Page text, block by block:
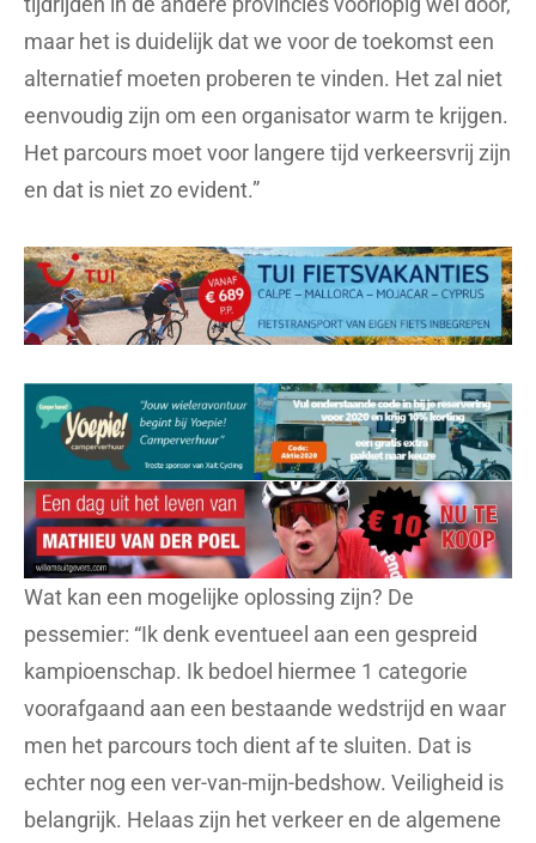
maar het is duidelijk dat we voor de toekomst een
alternatief moeten proberen te vinden. Het zal niet
eenvoudig zijn om een organisator warm te krijgen.
Het parcours moet voor langere tijd verkeersvrij zijn
en dat is niet zo evident.”
Wat kan een mogelijke oplossing zijn? De
pessemier: “Ik denk eventueel aan een gespreid
kampioenschap. Ik bedoel hiermee 1 categorie
voorafgaand aan een bestaande wedstrijd en waar
men het parcours toch dient af te sluiten. Dat is
echter nog een ver-van-mijn-bedshow. Veiligheid is
belangrijk. Helaas zijn het verkeer en de algemene